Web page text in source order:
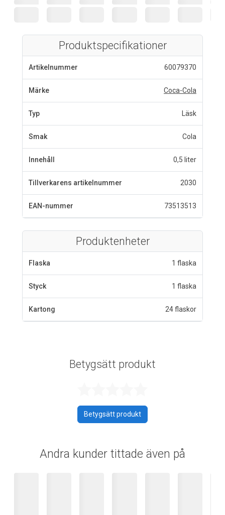
Produktspecifikationer
Artikelnummer 60079370
Märke Coca-Cola
Typ Läsk
Smak Cola
Innehåll 0,5 liter
Tillverkarens artikelnummer 2030
EAN-nummer 73513513
Produktenheter
Flaska 1 flaska
Styck 1 flaska
Kartong 24 flaskor
Betygsätt produkt
Betygsätt produkt
Andra kunder tittade även på